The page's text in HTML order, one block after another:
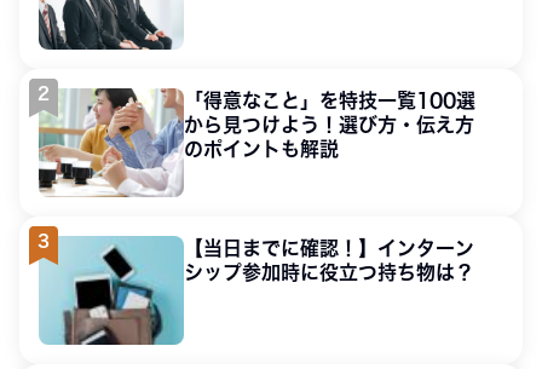
「得意なこと」を特技一覧100選
から見つけよう！選び方・伝え方
のポイントも解説
【当日までに確認！】インターン
シップ参加時に役立つ持ち物は？